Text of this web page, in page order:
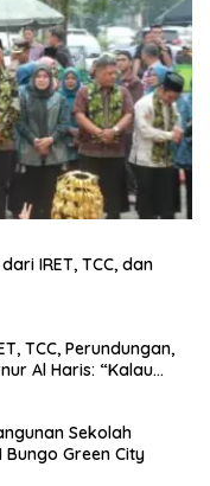
IRET, TCC, dan
TCC, Perundungan,
Al Haris: “Kalau
Sekolah
Green City